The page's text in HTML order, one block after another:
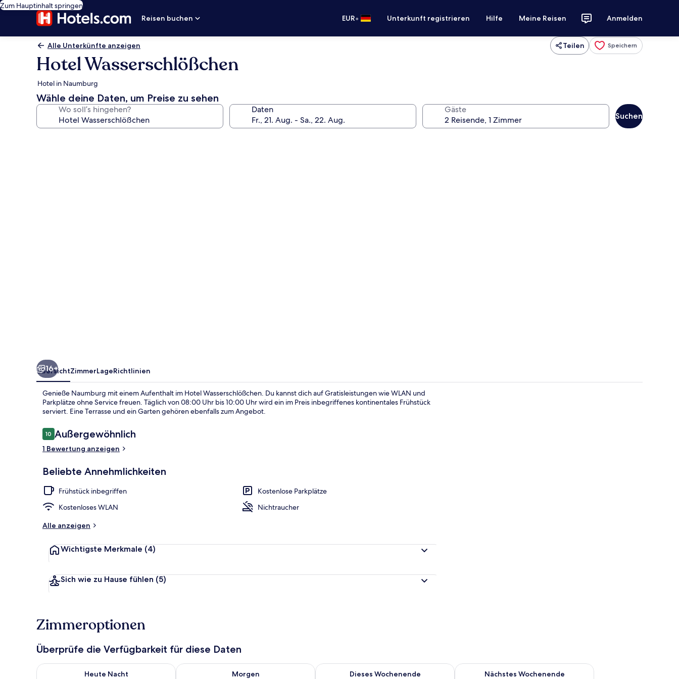
Zum Hauptinhalt springen
Reisen buchen
EUR• Unterkunft registrieren Hilfe Meine Reisen Anmelden
Alle Unterkünfte anzeigen Teilen Speichern
Hotel Wasserschlößchen
Hotel in Naumburg
Wähle deine Daten, um Preise zu sehen
Wo soll’s hingehen? Daten Gäste
Suchen
16+
ÜbersichtZimmerLageRichtlinien
Genieße Naumburg mit einem Aufenthalt im Hotel Wasserschlößchen. Du kannst dich auf Gratisleistungen wie WLAN und
Parkplätze ohne Service freuen. Täglich von 08:00 Uhr bis 10:00 Uhr wird ein im Preis inbegriffenes kontinentales Frühstück
serviert. Eine Terrasse und ein Garten gehören ebenfalls zum Angebot.
Bewertungen
1010 von 10.
Außergewöhnlich
1 Bewertung anzeigen
Beliebte Annehmlichkeiten
Frühstück inbegriffen
Kostenlose Parkplätze
Kostenloses WLAN
Nichtraucher
Alle anzeigen
Wichtigste Merkmale (4)
Sich wie zu Hause fühlen (5)
Zimmeroptionen
Überprüfe die Verfügbarkeit für diese Daten
Heute Nacht
Überprüfe die Verfügbarkeit für heute Nacht, Aug. 6 - Aug. 7.
Morgen
Überprüfe die Verfügbarkeit für morgen, Aug. 7 - Aug. 8.
Dieses Wochenende
Überprüfe die Verfügbarkeit für dieses Wochenende, Aug. 7 - Aug. 9.
Nächstes Wochenende
Überprüfe die Verfügbarkeit für nächstes Wochenende, Aug.